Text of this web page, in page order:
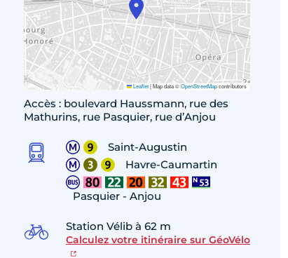
Leaflet|Map data ©OpenStreetMapcontributors
Accès : boulevard Haussmann, rue des
Mathurins, rue Pasquier, rue d’Anjou
Saint-Augustin
Havre-Caumartin
Pasquier - Anjou
Station Vélib à 62 m
Calculez votre itinéraire sur GéoVélo